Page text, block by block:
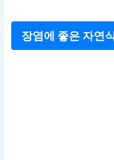
장염에 좋은 자연